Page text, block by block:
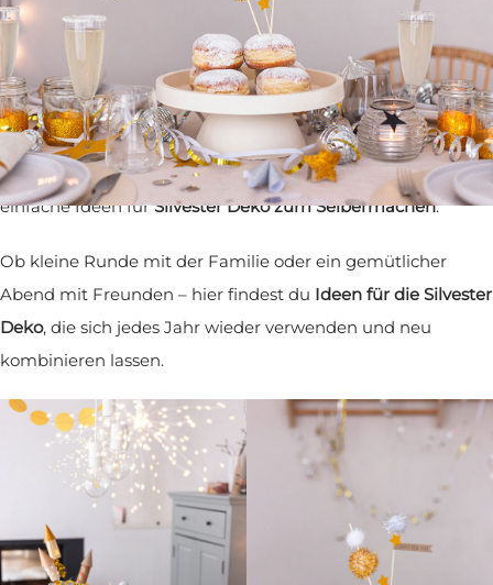
Heute habe ich für dich Ideen für eine stimmungsvolle
Silvester Deko, die du immer wieder verwenden kannst.
DieSilvester Deko für den Tisch
, mit Gold, Silber und
funkelnden Lichterketten schafft sofort Atmosphäre. Du
bekommst Inspiration für gekaufte Highlights genauso wie
einfache Ideen fürSilvester Deko zum Selbermachen.
Ob kleine Runde mit der Familie oder ein gemütlicher
Abend mit Freunden – hier findest du Ideen für die Silvester
Deko, die sich jedes Jahr wieder verwenden und neu
kombinieren lassen.